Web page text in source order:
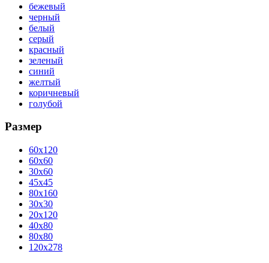
бежевый
черный
белый
серый
красный
зеленый
синий
желтый
коричневый
голубой
Размер
60x120
60x60
30x60
45x45
80x160
30x30
20x120
40x80
80x80
120x278